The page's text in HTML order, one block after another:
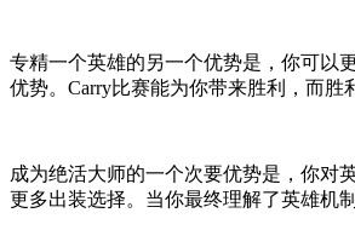
专精一个英雄的另一个优势是，你可以
优势。Carry比赛能为你带来胜利，而胜
成为绝活大师的一个次要优势是，你对
更多出装选择。当你最终理解了英雄机